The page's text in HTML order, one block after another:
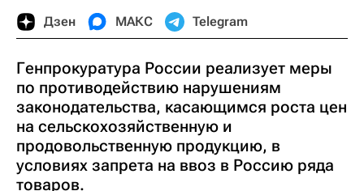
Дзен МАКС Telegram
Генпрокуратура России реализует меры
по противодействию нарушениям
законодательства, касающимся роста цен
на сельскохозяйственную и
продовольственную продукцию, в
условиях запрета на ввоз в Россию ряда
товаров.